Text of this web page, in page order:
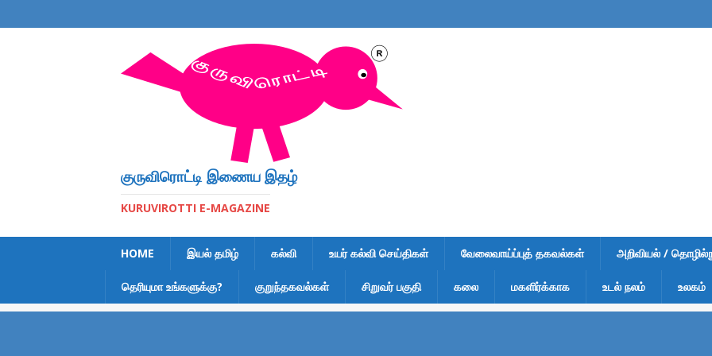
குருவிரொட்டி இணைய இதழ்
KURUVIROTTI E-MAGAZINE
HOME இயல் தமிழ் கல்வி உயர் கல்வி செய்திகள் வேலைவாய்ப்புத் தகவல்கள் அறிவியல் /
தெரியுமா உங்களுக்கு? குறுந்தகவல்கள் சிறுவர் பகுதி கலை மகளிர்க்காக உடல் நலம் உலகம்